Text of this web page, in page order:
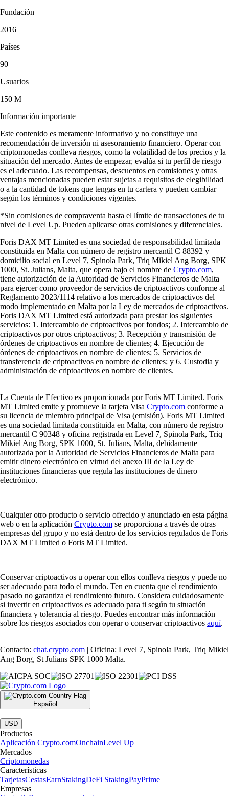
Fundación
2016
Países
90
Usuarios
150 M
Información importante
Este contenido es meramente informativo y no constituye una
recomendación de inversión ni asesoramiento financiero. Operar con
criptomonedas conlleva riesgos, como la volatilidad de los precios y la
situación del mercado. Antes de empezar, evalúa si tu perfil de riesgo
es el adecuado. Las recompensas, descuentos en comisiones y otras
ventajas mencionadas pueden estar sujetas a requisitos de elegibilidad
o a la cantidad de tokens que tengas en tu cartera y pueden cambiar
según los términos y condiciones vigentes.
*Sin comisiones de compraventa hasta el límite de transacciones de tu
nivel de Level Up. Pueden aplicarse otras comisiones y diferenciales.
Foris DAX MT Limited es una sociedad de responsabilidad limitada
constituida en Malta con número de registro mercantil C 88392 y
domicilio social en Level 7, Spinola Park, Triq Mikiel Ang Borg, SPK
1000, St. Julians, Malta, que opera bajo el nombre de Crypto.com,
tiene autorización de la Autoridad de Servicios Financieros de Malta
para ejercer como proveedor de servicios de criptoactivos conforme al
Reglamento 2023/1114 relativo a los mercados de criptoactivos del
modo implementado en Malta por la Ley de mercados de criptoactivos.
Foris DAX MT Limited está autorizada para prestar los siguientes
servicios: 1. Intercambio de criptoactivos por fondos; 2. Intercambio de
criptoactivos por otros criptoactivos; 3. Recepción y transmisión de
órdenes de criptoactivos en nombre de clientes; 4. Ejecución de
órdenes de criptoactivos en nombre de clientes; 5. Servicios de
transferencia de criptoactivos en nombre de clientes; y 6. Custodia y
administración de criptoactivos en nombre de clientes.
La Cuenta de Efectivo es proporcionada por Foris MT Limited. Foris
MT Limited emite y promueve la tarjeta Visa Crypto.com conforme a
su licencia de miembro principal de Visa (emisión). Foris MT Limited
es una sociedad limitada constituida en Malta, con número de registro
mercantil C 90348 y oficina registrada en Level 7, Spinola Park, Triq
Mikiel Ang Borg, SPK 1000, St. Julians, Malta, debidamente
autorizada por la Autoridad de Servicios Financieros de Malta para
emitir dinero electrónico en virtud del anexo III de la Ley de
instituciones financieras que regula las instituciones de dinero
electrónico.
Cualquier otro producto o servicio ofrecido y anunciado en esta página
web o en la aplicación Crypto.com se proporciona a través de otras
empresas del grupo y no está dentro de los servicios regulados de Foris
DAX MT Limited o Foris MT Limited.
Conservar criptoactivos u operar con ellos conlleva riesgos y puede no
ser adecuado para todo el mundo. Ten en cuenta que el rendimiento
pasado no garantiza el rendimiento futuro. Considera cuidadosamente
si invertir en criptoactivos es adecuado para ti según tu situación
financiera y tolerancia al riesgo. Puedes encontrar más información
sobre los riesgos asociados con operar o conservar criptoactivos aquí.
Contacto: chat.crypto.com | Oficina: Level 7, Spinola Park, Triq Mikiel
Ang Borg, St Julians SPK 1000 Malta.
Español
|
USD
Productos
Aplicación Crypto.comOnchainLevel Up
Mercados
Criptomonedas
Características
TarjetasCestasEarnStakingDeFi StakingPayPrime
Empresas